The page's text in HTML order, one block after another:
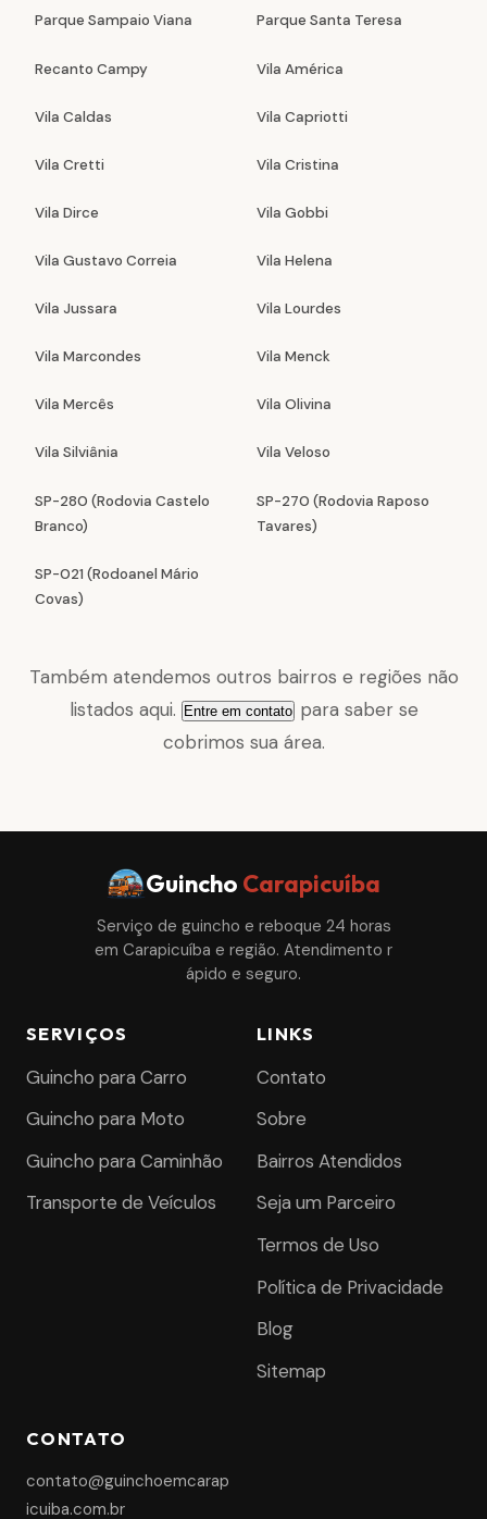
Parque Sampaio Viana Parque Santa Teresa
Recanto Campy Vila América
Vila Caldas Vila Capriotti
Vila Cretti Vila Cristina
Vila Dirce Vila Gobbi
Vila Gustavo Correia Vila Helena
Vila Jussara Vila Lourdes
Vila Marcondes Vila Menck
Vila Mercês Vila Olivina
Vila Silviânia Vila Veloso
SP-280 (Rodovia Castelo
Branco)
SP-270 (Rodovia Raposo
Tavares)
SP-021 (Rodoanel Mário
Covas)
Também atendemos outros bairros e regiões não
listados aqui.
Entre em contatopara saber se
cobrimos sua área.
Guincho Carapicuíba
Serviço de guincho e reboque 24 horas
em Carapicuíba e região. Atendimento r
ápido e seguro.
SERVIÇOS
Guincho para Carro
Guincho para Moto
Guincho para Caminhão
Transporte de Veículos
LINKS
Contato
Sobre
Bairros Atendidos
Seja um Parceiro
Termos de Uso
Política de Privacidade
Blog
Sitemap
CONTATO
contato@guinchoemcarap
icuiba.com.br